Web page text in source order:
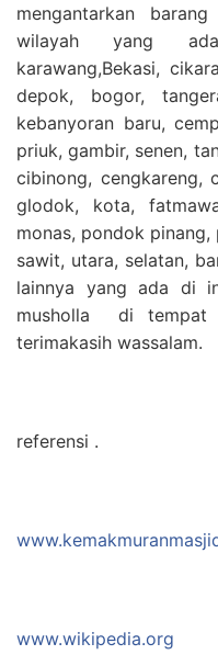
mengantarkan
wilayah yang
karawang,Bekasi,
depok, bogor,
kebanyoran baru,
priuk, gambir, senen,
cibinong, cengkareng,
glodok, kota,
monas, pondok
sawit, utara, selatan,
lainnya yang ada di
musholla di tempat
terimakasih wassalam.
referensi .
www.wikipedia.org